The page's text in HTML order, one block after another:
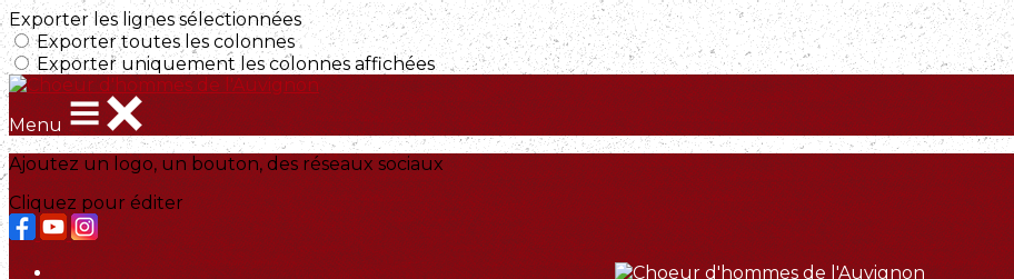
Exporter les lignes sélectionnées
Exporter toutes les colonnes
Exporter uniquement les colonnes affichées
Menu
Ajoutez un logo, un bouton, des réseaux sociaux
Cliquez pour éditer